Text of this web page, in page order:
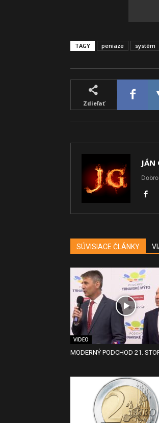
TAGY peniaze systém
Zdieľať
JÁN
SÚVISIACE ČLÁNKY
VIDEO
MODERNÝ PODCHOD 21.